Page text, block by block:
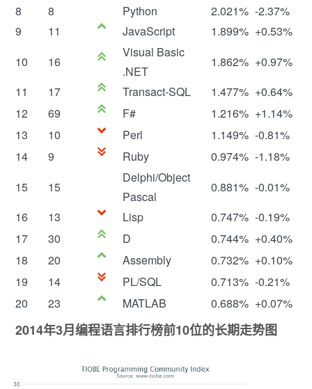
8
8 Python 2.021% -2.37%
9
11 JavaScript 1.899% +0.53%
10
16
Visual Basic
.NET
1.862% +0.97%
11
17 Transact-SQL 1.477% +0.64%
12
69 F# 1.216% +1.14%
13
10 Perl 1.149% -0.81%
14
9 Ruby 0.974% -1.18%
15
15
Delphi/Object
Pascal
0.881% -0.01%
16
13 Lisp 0.747% -0.19%
17
30 D 0.744% +0.40%
18
20 Assembly 0.732% +0.10%
19
14 PL/SQL 0.713% -0.21%
20
23 MATLAB 0.688% +0.07%
2014年3月编程语言排行榜前10位的长期走势图